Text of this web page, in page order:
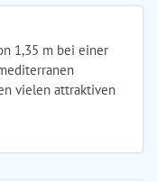
1,35 m bei einer
vielen attraktiven